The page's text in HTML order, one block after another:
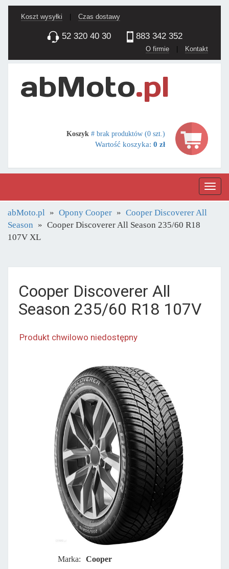
Koszt wysyłki Czas dostawy
52 320 40 30 883 342 352
O firmie | Kontakt
Koszyk # brak produktów (0 szt.)
Wartość koszyka: 0 zł
abMoto.pl Opony Cooper
Cooper Discoverer All
Season
Cooper Discoverer All Season 235/60 R18
107V XL
Cooper Discoverer All
Season 235/60 R18 107V
Produkt chwilowo niedostępny
Marka:
Cooper